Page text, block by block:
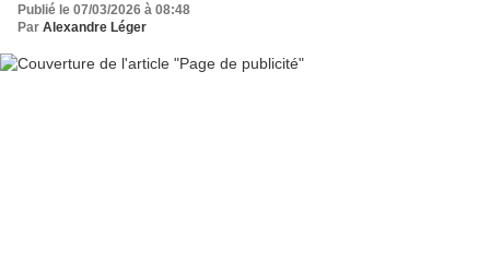
Publié le 07/03/2026 à 08:48
Par Alexandre Léger